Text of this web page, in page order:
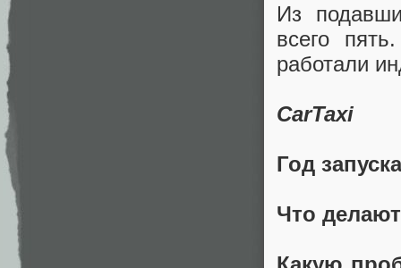
Из
всего
работали
CarTaxi
Год запуска
Что делают